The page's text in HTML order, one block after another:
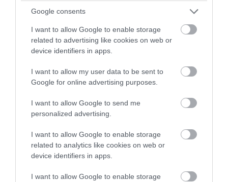
Google consents
I want to allow Google to enable storage
related to advertising like cookies on web or
device identifiers in apps.
I want to allow my user data to be sent to
Google for online advertising purposes.
I want to allow Google to send me
personalized advertising.
I want to allow Google to enable storage
related to analytics like cookies on web or
device identifiers in apps.
I want to allow Google to enable storage
ΓΑΔΑ οδηγείται η 46χρονη – Aρνείται τις
κατηγορίες
07.08.2026 | 07:22